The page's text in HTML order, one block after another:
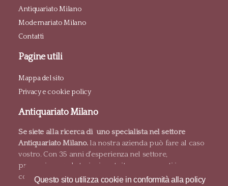
Questo sito utilizza cookie in conformità alla policy
Antiquariato Milano
Modernariato Milano
Contatti
Pagine utili
Mappa del sito
Privacy e cookie policy
Antiquariato Milano
Se siete alla ricerca di uno specialista nel settore
Antiquariato Milano.la nostra azienda può fare al caso
vostro. Con 35 anni d'esperienza nel settore,
proponiamo valutazioni gratuite e pagamenti in
contanti.